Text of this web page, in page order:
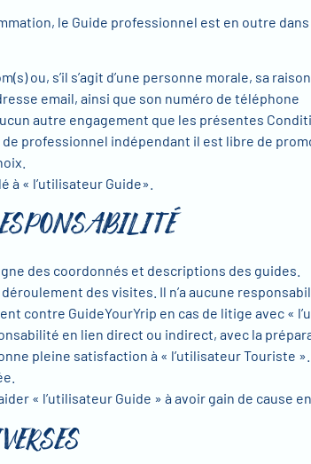
le Guide professionnel est en outre
ou, s’il s’agit d’une personne morale, sa
email, ainsi que son numéro de téléphone
autre engagement que les présentes
professionnel indépendant il est libre de
« l’utilisateur Guide».
des coordonnés et descriptions des guides.
des visites. Il n’a aucune
contre GuideYourYrip en cas de litige avec «
en lien direct ou indirect, avec la
pleine satisfaction à « l’utilisateur Touriste
« l’utilisateur Guide » à avoir gain de cause